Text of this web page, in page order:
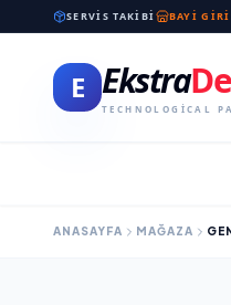
SERVIS TAKIBI BAYI
E Ekstra
TECHNOLOGICAL
ANASAYFA MAĞAZA